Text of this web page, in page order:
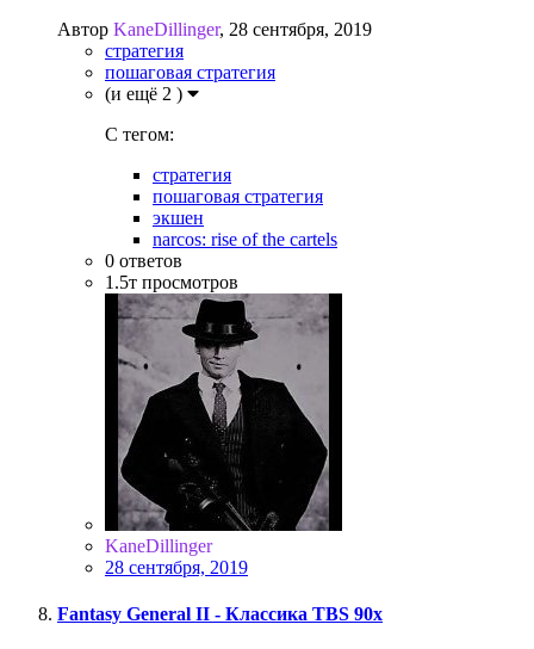
Автор KaneDillinger, 28 сентября, 2019
стратегия
пошаговая стратегия
(и ещё 2 )
C тегом:
стратегия
пошаговая стратегия
экшен
narcos: rise of the cartels
0 ответов
1.5т просмотров
KaneDillinger
28 сентября, 2019
Fantasy General II - Классика TBS 90х